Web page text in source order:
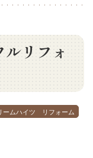
リフォ
ムハイツ リフォーム